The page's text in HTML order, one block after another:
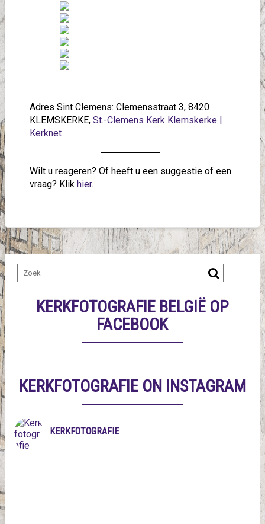
Adres Sint Clemens: Clemensstraat 3, 8420
KLEMSKERKE, St.-Clemens Kerk Klemskerke |
Kerknet
Wilt u reageren? Of heeft u een suggestie of een
vraag? Klik hier.
KERKFOTOGRAFIE BELGIË OP
FACEBOOK
KERKFOTOGRAFIE ON INSTAGRAM
KERKFOTOGRAFIE